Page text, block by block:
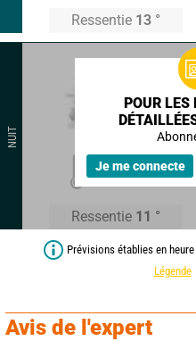
Ressentie 13 °
NUIT
12°
Ressentie 11 °
POUR LES
Je me connecte
Prévisions établies en
Légende
Avis de l'expert